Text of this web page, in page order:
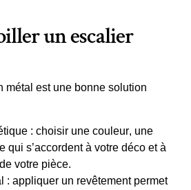
un escalier
métal est une bonne solution
: choisir une couleur, une
qui s’accordent à votre déco et à
votre pièce.
: appliquer un revêtementpermet